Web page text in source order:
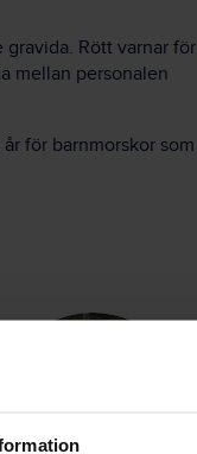
Rött varnar för
mellan personalen
för barnmorskor som